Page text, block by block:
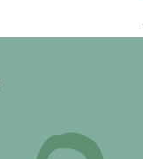
Harami Chaïma